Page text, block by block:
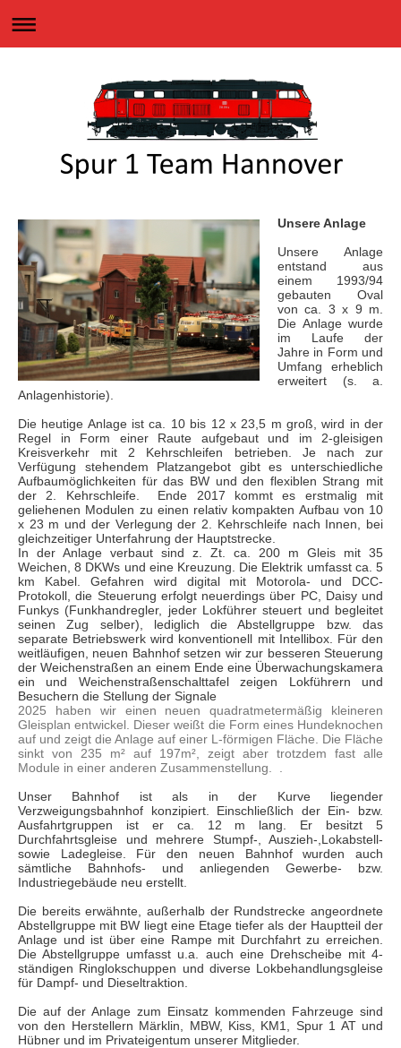
Unsere Anlage
Unsere Anlage
entstand aus
einem 1993/94
gebauten Oval
von ca. 3 x 9 m.
Die Anlage wurde
im Laufe der
Jahre in Form und
Umfang erheblich
erweitert (s. a.
Anlagenhistorie).
Die heutige Anlage ist ca. 10 bis 12 x 23,5 m groß, wird in der
Regel in Form einer Raute aufgebaut und im 2-gleisigen
Kreisverkehr mit 2 Kehrschleifen betrieben. Je nach zur
Verfügung stehendem Platzangebot gibt es unterschiedliche
Aufbaumöglichkeiten für das BW und den flexiblen Strang mit
der 2. Kehrschleife. Ende 2017 kommt es erstmalig mit
geliehenen Modulen zu einen relativ kompakten Aufbau von 10
x 23 m und der Verlegung der 2. Kehrschleife nach Innen, bei
gleichzeitiger Unterfahrung der Hauptstrecke.
In der Anlage verbaut sind z. Zt. ca. 200 m Gleis mit 35
Weichen, 8 DKWs und eine Kreuzung. Die Elektrik umfasst ca. 5
km Kabel. Gefahren wird digital mit Motorola- und DCC-
Protokoll, die Steuerung erfolgt neuerdings über PC, Daisy und
Funkys (Funkhandregler, jeder Lokführer steuert und begleitet
seinen Zug selber), lediglich die Abstellgruppe bzw. das
separate Betriebswerk wird konventionell mit Intellibox. Für den
weitläufigen, neuen Bahnhof setzen wir zur besseren Steuerung
der Weichenstraßen an einem Ende eine Überwachungskamera
ein und Weichenstraßenschalttafel zeigen Lokführern und
Besuchern die Stellung der Signale
2025 haben wir einen neuen quadratmetermäßig kleineren
Gleisplan entwickel. Dieser weißt die Form eines Hundeknochen
auf und zeigt die Anlage auf einer L-förmigen Fläche. Die Fläche
sinkt von 235 m² auf 197m², zeigt aber trotzdem fast alle
Module in einer anderen Zusammenstellung. .
Unser Bahnhof ist als in der Kurve liegender
Verzweigungsbahnhof konzipiert. Einschließlich der Ein- bzw.
Ausfahrtgruppen ist er ca. 12 m lang. Er besitzt 5
Durchfahrtsgleise und mehrere Stumpf-, Auszieh-,Lokabstell-
sowie Ladegleise. Für den neuen Bahnhof wurden auch
sämtliche Bahnhofs- und anliegenden Gewerbe- bzw.
Industriegebäude neu erstellt.
Die bereits erwähnte, außerhalb der Rundstrecke angeordnete
Abstellgruppe mit BW liegt eine Etage tiefer als der Hauptteil der
Anlage und ist über eine Rampe mit Durchfahrt zu erreichen.
Die Abstellgruppe umfasst u.a. auch eine Drehscheibe mit 4-
ständigen Ringlokschuppen und diverse Lokbehandlungsgleise
für Dampf- und Dieseltraktion.
Die auf der Anlage zum Einsatz kommenden Fahrzeuge sind
von den Herstellern Märklin, MBW, Kiss, KM1, Spur 1 AT und
Hübner und im Privateigentum unserer Mitglieder.